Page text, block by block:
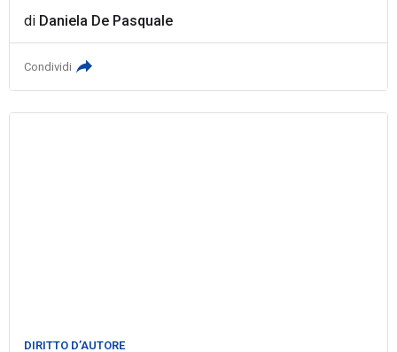
di Daniela De Pasquale
Condividi
DIRITTO D’AUTORE